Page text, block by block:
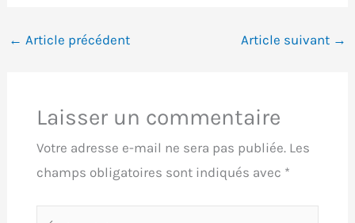
← Article précédent Article suivant →
Laisser un commentaire
Votre adresse e-mail ne sera pas publiée. Les
champs obligatoires sont indiqués avec *